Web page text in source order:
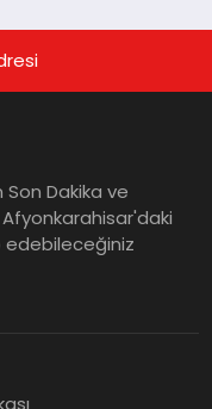
Dakika ve
edebileceğiniz